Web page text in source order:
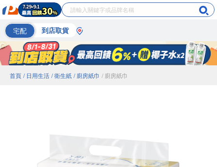
宅配 到店取貨
首頁 / 日用生活 / 衛生紙 / 廚房紙巾 / 廚房紙巾